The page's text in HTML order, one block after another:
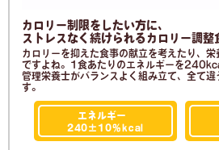
カロリー制限をしたい方に、
ストレスなく続けられるカロリー調整
カロリーを抑えた食事の献立を考えたり、
ですよね。1食あたりのエネルギーを
管理栄養士がバランスよく組み立て、全て
す。
エネルギー
240±10% kcal